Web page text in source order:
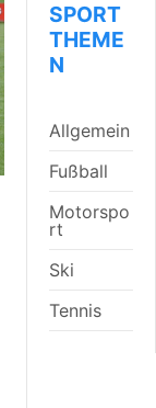
SPORT
THEME
N
Allgemein
Fußball
Motorspo
rt
Ski
Tennis